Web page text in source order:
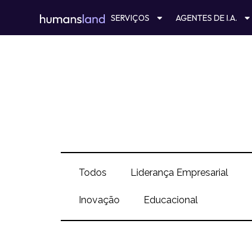
o
SERVIÇOS AGENTES DE I.A.
Todos Liderança Empresarial
Inovação Educacional